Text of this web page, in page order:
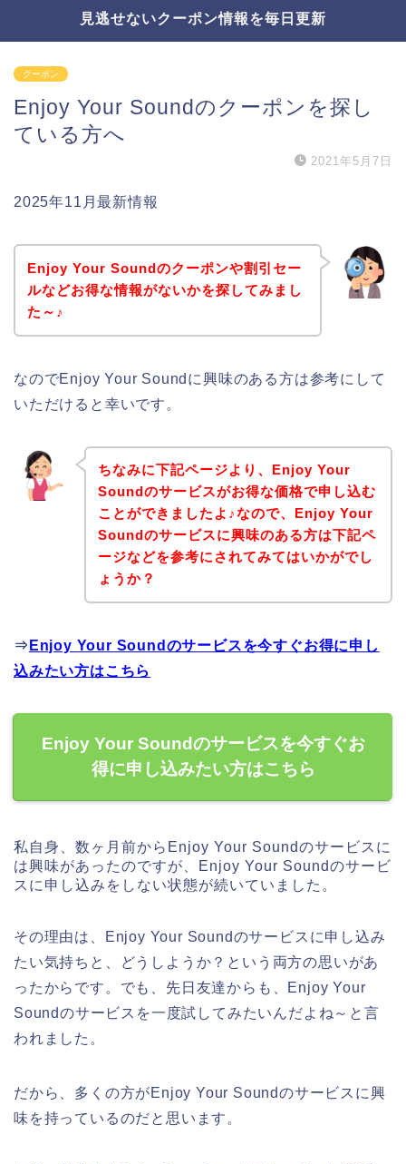
見逃せないクーポン情報を毎日更新
クーポン
Enjoy Your Soundのクーポンを探し
ている方へ
2021年5月7日
2025年11月最新情報
Enjoy Your Soundのクーポンや割引セー
ルなどお得な情報がないかを探してみまし
た～♪
なのでEnjoy Your Soundに興味のある方は参考にして
いただけると幸いです。
ちなみに下記ページより、Enjoy Your
Soundのサービスがお得な価格で申し込む
ことができましたよ♪なので、Enjoy Your
Soundのサービスに興味のある方は下記ペ
ージなどを参考にされてみてはいかがでし
ょうか？
⇒ Enjoy Your Soundのサービスを今すぐお得に申し
込みたい方はこちら
Enjoy Your Soundのサービスを今すぐお
得に申し込みたい方はこちら
私自身、数ヶ月前からEnjoy Your Soundのサービスに
は興味があったのですが、Enjoy Your Soundのサービ
スに申し込みをしない状態が続いていました。
その理由は、Enjoy Your Soundのサービスに申し込み
たい気持ちと、どうしようか？という両方の思いがあ
ったからです。でも、先日友達からも、Enjoy Your
Soundのサービスを一度試してみたいんだよね～と言
われました。
だから、多くの方がEnjoy Your Soundのサービスに興
味を持っているのだと思います。